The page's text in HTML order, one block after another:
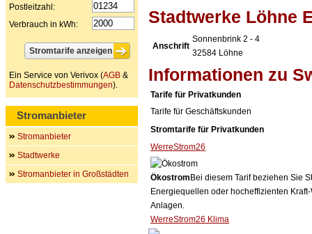
Stadtwerke Löhne
Anschrift
Sonnenbrink 2 - 4
32584 Löhne
Informationen zu
Tarife für Privatkunden
Tarife für Geschäftskunden
Stromtarife für Privatkunden
WerreStrom26
Ökostrom Bei diesem Tarif beziehen Sie
Energiequellen oder hocheffizienten
Anlagen.
WerreStrom26 Klima
Postleitzahl:
Verbrauch in kWh:
Ein Service von Verivox (AGB &
Datenschutzbestimmungen).
Stromanbieter
Stromanbieter
Stadtwerke
Stromanbieter in Großstädten